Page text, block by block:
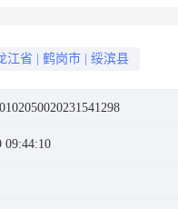
江省 鹤岗市 绥滨县
09:44:10